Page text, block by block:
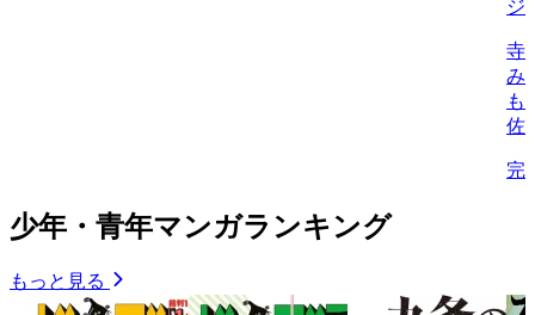
ジ
寺
み
も
佐
完
少年・青年マンガランキング
もっと見る